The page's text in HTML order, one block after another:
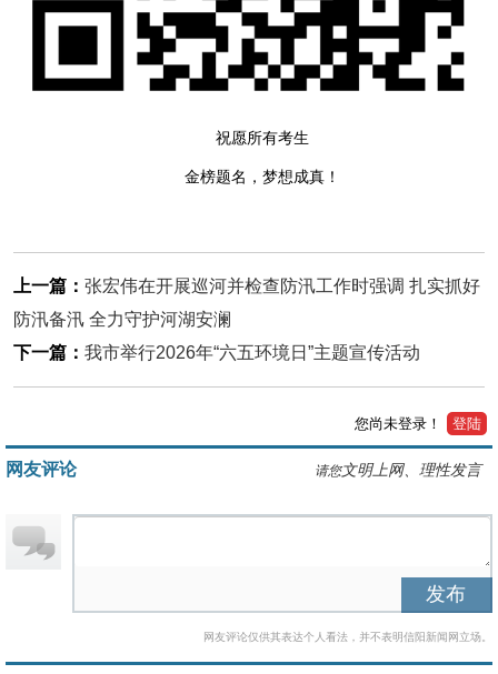
祝愿所有考生
金榜题名，梦想成真！
上一篇： 张宏伟在开展巡河并检查防汛工作时强调 扎实抓好
防汛备汛 全力守护河湖安澜
下一篇： 我市举行2026年“六五环境日”主题宣传活动
您尚未登录！ 登陆
请您文明上网、理性发言
网友评论
发布
网友评论仅供其表达个人看法，并不表明信阳新闻网立场。